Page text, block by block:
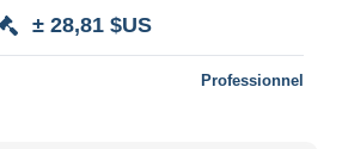
± 28,81 $US
Professionnel